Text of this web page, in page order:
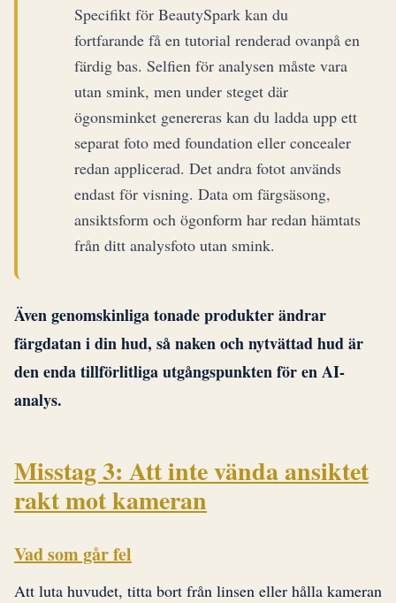
Specifikt för BeautySpark kan du
fortfarande få en tutorial renderad ovanpå en
färdig bas. Selfien för analysen måste vara
utan smink, men under steget där
ögonsminket genereras kan du ladda upp ett
separat foto med foundation eller concealer
redan applicerad. Det andra fotot används
endast för visning. Data om färgsäsong,
ansiktsform och ögonform har redan hämtats
från ditt analysfoto utan smink.
Även genomskinliga tonade produkter ändrar
färgdatan i din hud, så naken och nytvättad hud är
den enda tillförlitliga utgångspunkten för en AI-
analys.
Misstag 3: Att inte vända ansiktet
rakt mot kameran
Vad som går fel
Att luta huvudet, titta bort från linsen eller hålla kameran